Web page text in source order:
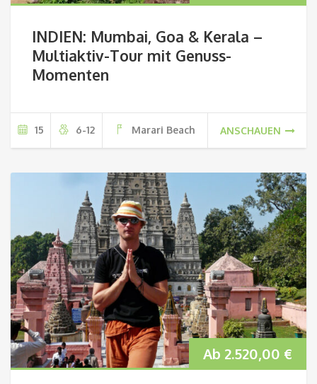
INDIEN: Mumbai, Goa & Kerala –
Multiaktiv-Tour mit Genuss-
Momenten
15 6-12 Marari Beach ANSCHAUEN
Ab 2.520,00 €